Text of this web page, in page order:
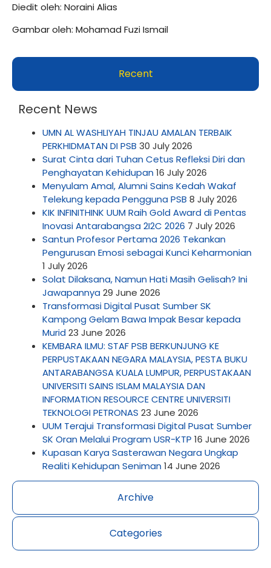
Diedit oleh: Noraini Alias
Gambar oleh: Mohamad Fuzi Ismail
Recent
Archive
Categories
Recent News
UMN AL WASHLIYAH TINJAU AMALAN TERBAIK
PERKHIDMATAN DI PSB 30 July 2026
Surat Cinta dari Tuhan Cetus Refleksi Diri dan
Penghayatan Kehidupan 16 July 2026
Menyulam Amal, Alumni Sains Kedah Wakaf
Telekung kepada Pengguna PSB 8 July 2026
KIK INFINITHINK UUM Raih Gold Award di Pentas
Inovasi Antarabangsa 2I2C 2026 7 July 2026
Santun Profesor Pertama 2026 Tekankan
Pengurusan Emosi sebagai Kunci Keharmonian
1 July 2026
Solat Dilaksana, Namun Hati Masih Gelisah? Ini
Jawapannya 29 June 2026
Transformasi Digital Pusat Sumber SK
Kampong Gelam Bawa Impak Besar kepada
Murid 23 June 2026
KEMBARA ILMU: STAF PSB BERKUNJUNG KE
PERPUSTAKAAN NEGARA MALAYSIA, PESTA BUKU
ANTARABANGSA KUALA LUMPUR, PERPUSTAKAAN
UNIVERSITI SAINS ISLAM MALAYSIA DAN
INFORMATION RESOURCE CENTRE UNIVERSITI
TEKNOLOGI PETRONAS 23 June 2026
UUM Terajui Transformasi Digital Pusat Sumber
SK Oran Melalui Program USR-KTP 16 June 2026
Kupasan Karya Sasterawan Negara Ungkap
Realiti Kehidupan Seniman 14 June 2026